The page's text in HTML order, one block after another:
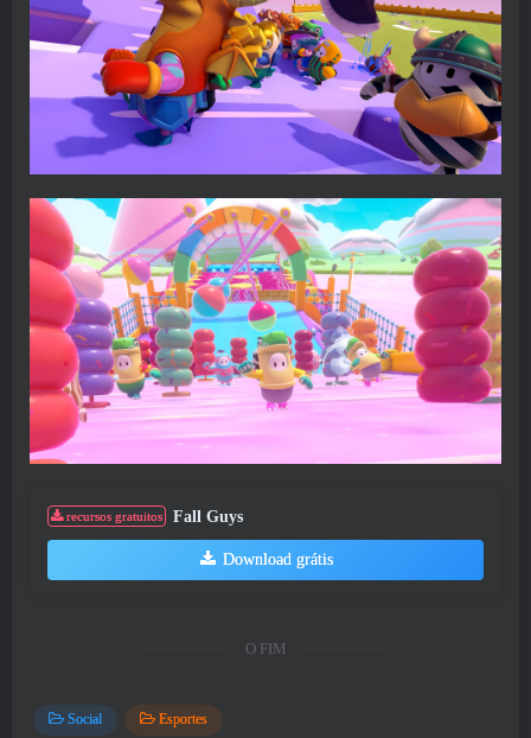
recursos gratuitos Fall Guys
Download grátis
O FIM
Social Esportes